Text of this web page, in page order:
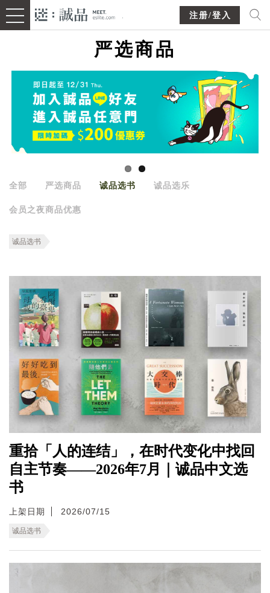
注册/登入
严选商品
全部 严选商品 诚品选书 诚品选乐
会员之夜商品优惠
诚品选书
重拾「人的连结」，在时代变化中找回
自主节奏——2026年7月｜诚品中文选
书
上架日期 2026/07/15
诚品选书